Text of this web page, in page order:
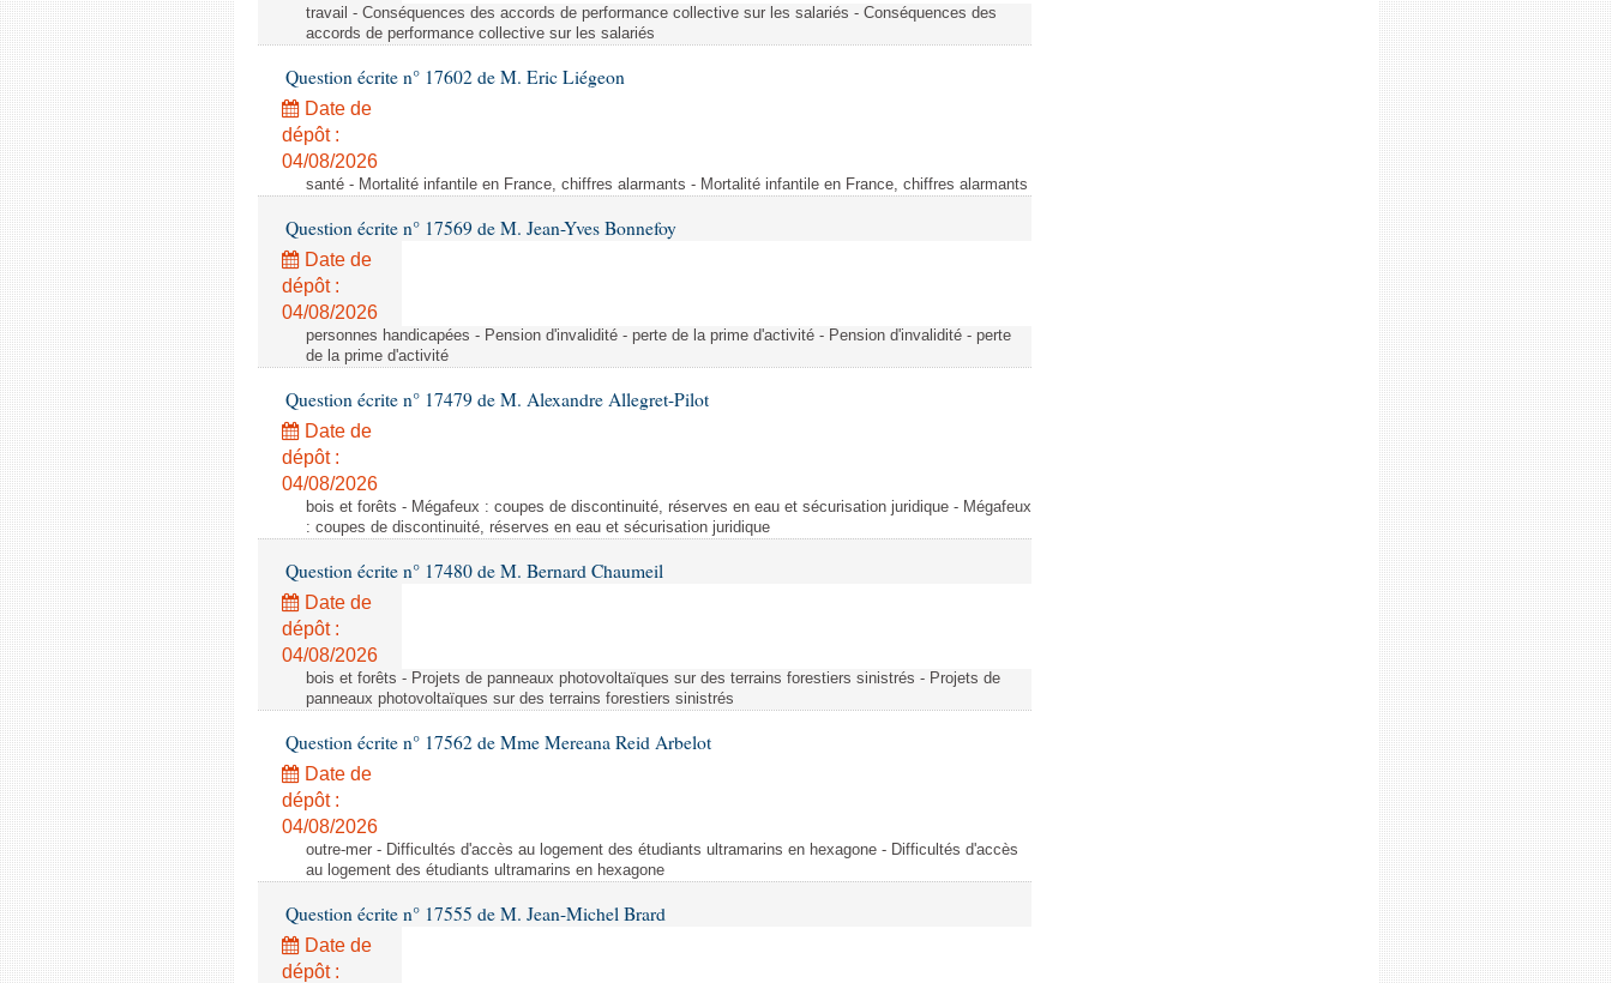
travail - Conséquences des accords de performance collective sur les salariés - Conséquences des
accords de performance collective sur les salariés
Question écrite n° 17602 de M. Eric Liégeon
Date de
dépôt :
04/08/2026
santé - Mortalité infantile en France, chiffres alarmants - Mortalité infantile en France, chiffres alarmants
Question écrite n° 17569 de M. Jean-Yves Bonnefoy
Date de
dépôt :
04/08/2026
personnes handicapées - Pension d'invalidité - perte de la prime d'activité - Pension d'invalidité - perte
de la prime d'activité
Question écrite n° 17479 de M. Alexandre Allegret-Pilot
Date de
dépôt :
04/08/2026
bois et forêts - Mégafeux : coupes de discontinuité, réserves en eau et sécurisation juridique - Mégafeux
: coupes de discontinuité, réserves en eau et sécurisation juridique
Question écrite n° 17480 de M. Bernard Chaumeil
Date de
dépôt :
04/08/2026
bois et forêts - Projets de panneaux photovoltaïques sur des terrains forestiers sinistrés - Projets de
panneaux photovoltaïques sur des terrains forestiers sinistrés
Question écrite n° 17562 de Mme Mereana Reid Arbelot
Date de
dépôt :
04/08/2026
outre-mer - Difficultés d'accès au logement des étudiants ultramarins en hexagone - Difficultés d'accès
au logement des étudiants ultramarins en hexagone
Question écrite n° 17555 de M. Jean-Michel Brard
Date de
dépôt :